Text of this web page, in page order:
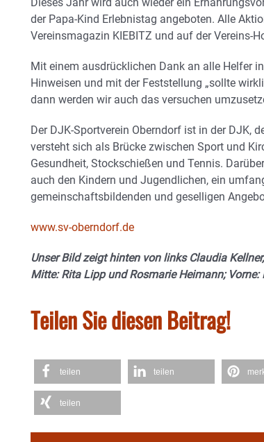
der Papa-Kind Erlebnistag angeboten. Alle
Vereinsmagazin KIEBITZ und auf der Vereins-
Mit einem ausdrücklichen Dank an alle Helfer
Hinweisen und mit der Feststellung „sollte
dann werden wir auch das versuchen
Der DJK-Sportverein Oberndorf ist in der DJK,
versteht sich als Brücke zwischen Sport und
Gesundheit, Stockschießen und Tennis.
auch den Kindern und Jugendlichen, ein
gemeinschaftsbildenden und geselligen
www.sv-oberndorf.de
Unser Bild zeigt hinten von links Claudia
Mitte: Rita Lipp und Rosmarie Heimann;
Teilen Sie diesen Beitrag!
teilen teilen
teilen